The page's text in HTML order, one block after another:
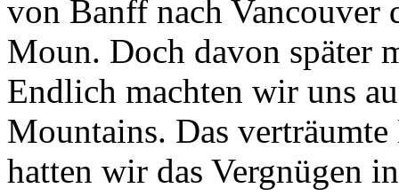
von Banff nach Vancouver
Moun. Doch davon später
Endlich machten wir uns
Mountains. Das
hatten wir das Vergnügen